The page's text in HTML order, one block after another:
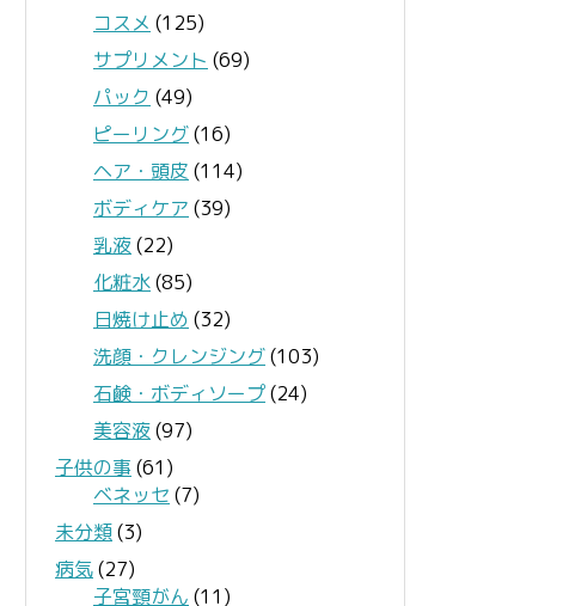
コスメ (125)
サプリメント (69)
パック (49)
ピーリング(16)
ヘア・頭皮 (114)
ボディケア (39)
乳液(22)
化粧水(85)
日焼け止め (32)
洗顔・クレンジング(103)
石鹸・ボディソープ(24)
美容液(97)
子供の事 (61)
ベネッセ (7)
未分類(3)
病気(27)
子宮頸がん (11)